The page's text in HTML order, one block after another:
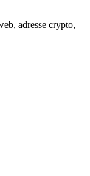
adresse crypto,